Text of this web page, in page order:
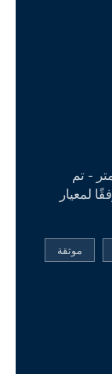
حتى ± 2 ميكرومتر - تم
لمعيار
موثقة